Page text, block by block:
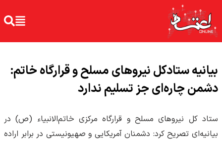
بیانیه ستادکل نیروهای مسلح و قرارگاه خاتم:
دشمن چاره‌ای جز تسلیم ندارد
ستاد کل نیروهای مسلح و قرارگاه مرکزی خاتم‌الانبیاء (ص) در
بیانیه‌ای تصریح کرد: دشمنان آمریکایی و صهیونیستی در برابر اراده